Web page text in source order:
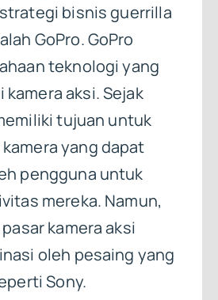
bisnis guerrilla
GoPro. GoPro
teknologi yang
aksi. Sejak
tujuan untuk
yang dapat
pengguna untuk
mereka. Namun,
kamera aksi
oleh pesaing yang
Sony.